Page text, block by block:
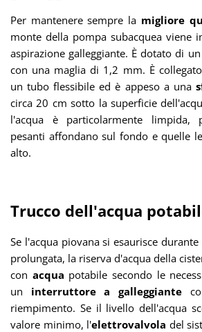
Per mantenere sempre la migliore
monte della pompa subacquea viene
aspirazione galleggiante. È dotato di
con una maglia di 1,2 mm. È
un tubo flessibile ed è appeso a una
circa 20 cm sotto la superficie
l'acqua è particolarmente limpida,
pesanti affondano sul fondo e quelle
alto.
Trucco dell'acqua
Se l'acqua piovana si esaurisce
prolungata, la riserva d'acqua della
con acqua potabile secondo le
un interruttore a galleggiante
riempimento. Se il livello dell'acqua
valore minimo, l'elettrovalvola del